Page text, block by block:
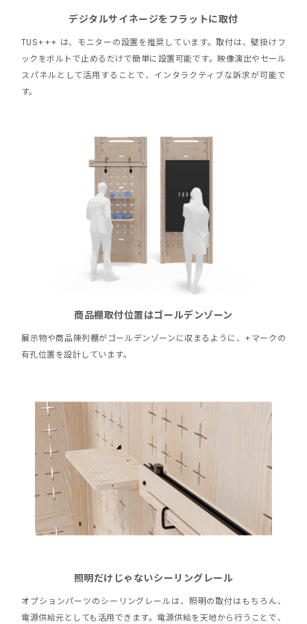
デジタルサイネージをフラットに取付
TUS+++ は、モニターの設置を推奨しています。取付は、壁掛けフ
ックをボルトで止めるだけで簡単に設置可能です。映像演出やセール
スパネルとして活用することで、インタラクティブな訴求が可能で
す。
商品棚取付位置はゴールデンゾーン
展示物や商品陳列棚がゴールデンゾーンに収まるように、+マークの
有孔位置を設計しています。
照明だけじゃないシーリングレール
オプションパーツのシーリングレールは、照明の取付はもちろん、
電源供給元としても活用できます。電源供給を天地から行うことで、